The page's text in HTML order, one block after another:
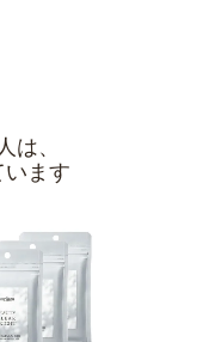
は、
います